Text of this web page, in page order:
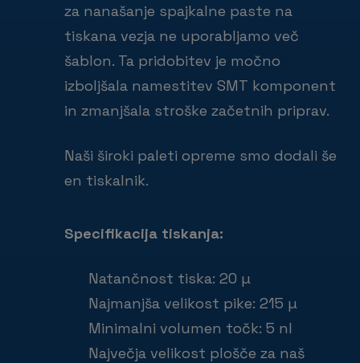
za nanašanje spajkalne paste na
tiskana vezja ne uporabljamo več
ablon. Ta pridobitev je močno
izboljšala namestitev SMT komponent
in zmanjšala stroške začetnih priprav.
Naši široki paleti opreme smo dodali še
en tiskalnik.
Specifikacija tiskanja:
Natančnost tiska: 20 µ
Najmanjša velikost pike: 215 µ
Minimalni volumen točk: 5 nl
Največja velikost plošče za na